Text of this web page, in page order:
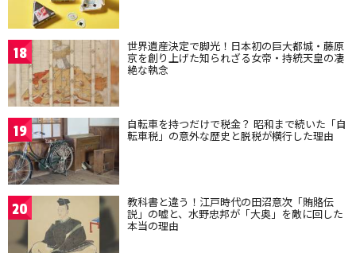
18 世界遺産決定で脚光！日本初の巨大都城・藤原
京を創り上げた知られざる女帝・持統天皇の凄
絶な執念
19 自転車を持つだけで税金？ 昭和まで続いた「自
転車税」の意外な歴史と脱税が横行した理由
20 教科書と違う！江戸時代の田沼意次「賄賂伝
説」の嘘と、水野忠邦が「大奥」を敵に回した
本当の理由